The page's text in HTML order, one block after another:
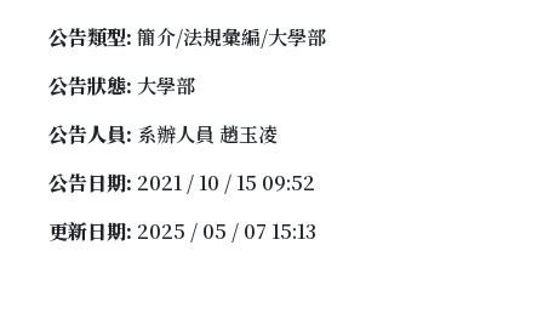
公告類型: 簡介/法規彙編/大學部
公告狀態: 大學部
公告人員: 系辦人員 趙玉凌
公告日期: 2021 / 10 / 15 09:52
更新日期: 2025 / 05 / 07 15:13